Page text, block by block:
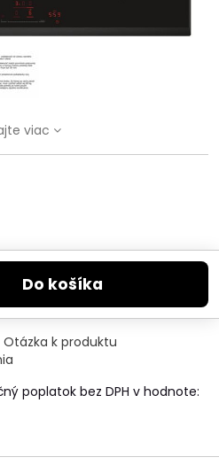
viac
Do košíka
Otázka k produktu
poplatok bez DPH v hodnote: